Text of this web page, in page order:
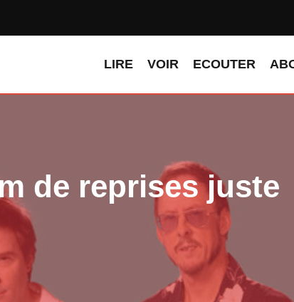
LIRE VOIR ECOUTER
de reprises juste